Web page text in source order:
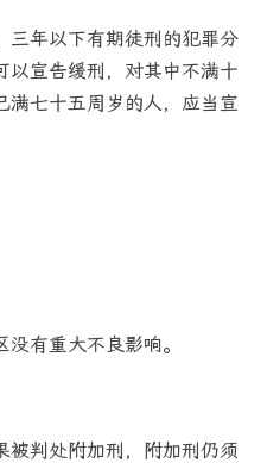
三年以下有期徒刑的犯罪分
以宣告缓刑，对其中不满十
满七十五周岁的人，应当宣
没有重大不良影响。
被判处附加刑，附加刑仍须